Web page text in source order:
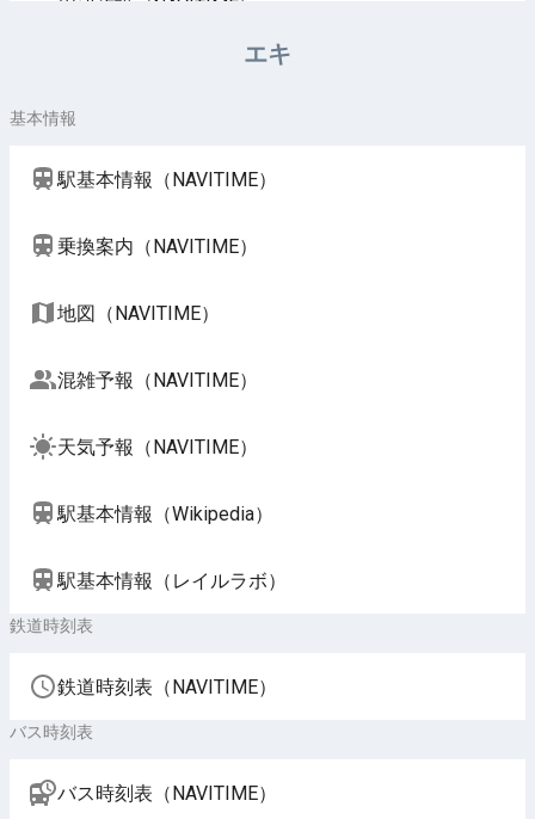
周辺施設（NAVITIME）
エキ
基本情報
駅基本情報（NAVITIME）
乗換案内（NAVITIME）
地図（NAVITIME）
混雑予報（NAVITIME）
天気予報（NAVITIME）
駅基本情報（Wikipedia）
駅基本情報（レイルラボ）
鉄道時刻表
鉄道時刻表（NAVITIME）
バス時刻表
バス時刻表（NAVITIME）